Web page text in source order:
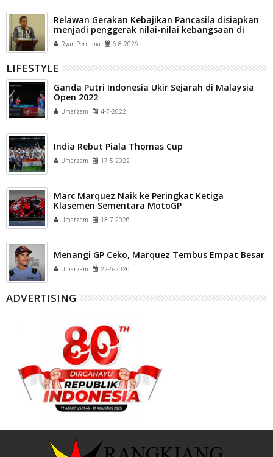
Relawan Gerakan Kebajikan Pancasila disiapkan
menjadi penggerak nilai-nilai kebangsaan di
tengah masyarakat Kota Payakumbuh
Ryan Permana 6-8-2026
LIFESTYLE
Ganda Putri Indonesia Ukir Sejarah di Malaysia
Open 2022
Umarzam 4-7-2022
India Rebut Piala Thomas Cup
Umarzam 17-5-2022
Marc Marquez Naik ke Peringkat Ketiga
Klasemen Sementara MotoGP
Umarzam 13-7-2026
Menangi GP Ceko, Marquez Tembus Empat Besar
Umarzam 22-6-2026
ADVERTISING